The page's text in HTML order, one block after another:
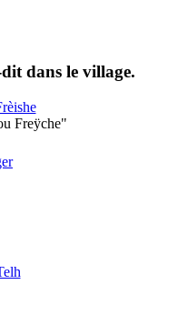
dans le village.
Freÿche"